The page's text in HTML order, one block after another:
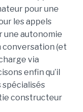
pour une
les appels
une autonomie
conversation (et
via
enfin qu’il
spécialisés
constructeur